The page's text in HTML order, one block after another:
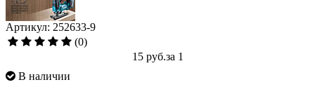
Артикул: 252633-9
(0)
15 руб.за 1
В наличии